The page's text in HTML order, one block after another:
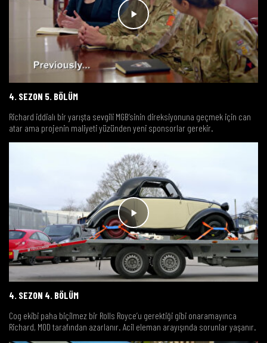
4. SEZON 5. BÖLÜM
Richard iddialı bir yarışta sevgili MGB’sinin direksiyonuna geçmek için can
atar ama projenin maliyeti yüzünden yeni sponsorlar gerekir.
4. SEZON 4. BÖLÜM
Cog ekibi paha biçilmez bir Rolls Royce’u gerektiği gibi onaramayınca
Richard, MOD tarafından azarlanır. Acil eleman arayışında sorunlar yaşanır.